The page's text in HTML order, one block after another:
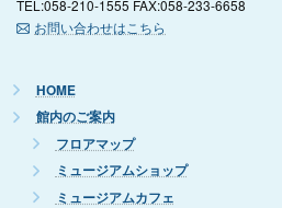
TEL:058-210-1555 FAX:058-233-6658
お問い合わせはこちら
HOME
館内のご案内
フロアマップ
ミュージアムショップ
ミュージアムカフェ